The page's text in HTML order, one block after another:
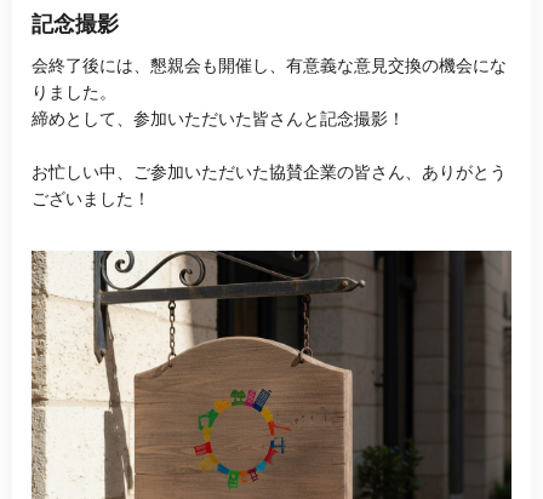
記念撮影
会終了後には、懇親会も開催し、有意義な意見交換の機会にな
りました。
締めとして、参加いただいた皆さんと記念撮影！
お忙しい中、ご参加いただいた協賛企業の皆さん、ありがとう
ございました！